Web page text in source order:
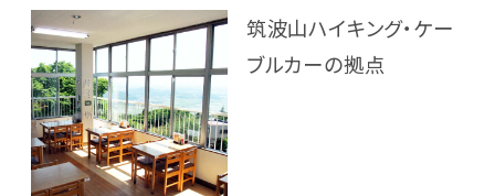
筑波山ハイキング・ケー
ブルカーの拠点